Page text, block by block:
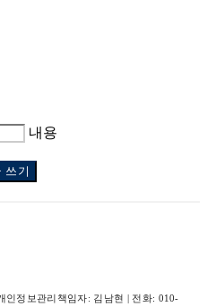
내용
쓰기
인정보관리책임자: 김남현 | 전화: 010-